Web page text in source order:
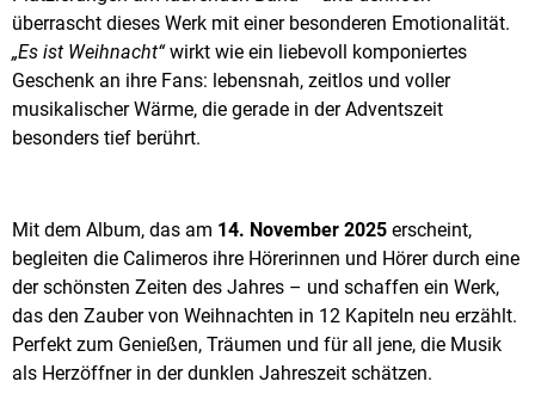
überrascht dieses Werk mit einer besonderen Emotionalität.
„Es ist Weihnacht“wirkt wie ein liebevoll komponiertes
Geschenk an ihre Fans: lebensnah, zeitlos und voller
musikalischer Wärme, die gerade in der Adventszeit
besonders tief berührt.
Mit dem Album, das am 14. November 2025 erscheint,
begleiten die Calimeros ihre Hörerinnen und Hörer durch eine
der schönsten Zeiten des Jahres – und schaffen ein Werk,
das den Zauber von Weihnachten in 12 Kapiteln neu erzählt.
Perfekt zum Genießen, Träumen und für all jene, die Musik
als Herzöffner in der dunklen Jahreszeit schätzen.